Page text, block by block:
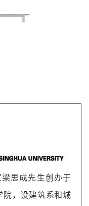
思成先生创办于
院，设建筑系和城